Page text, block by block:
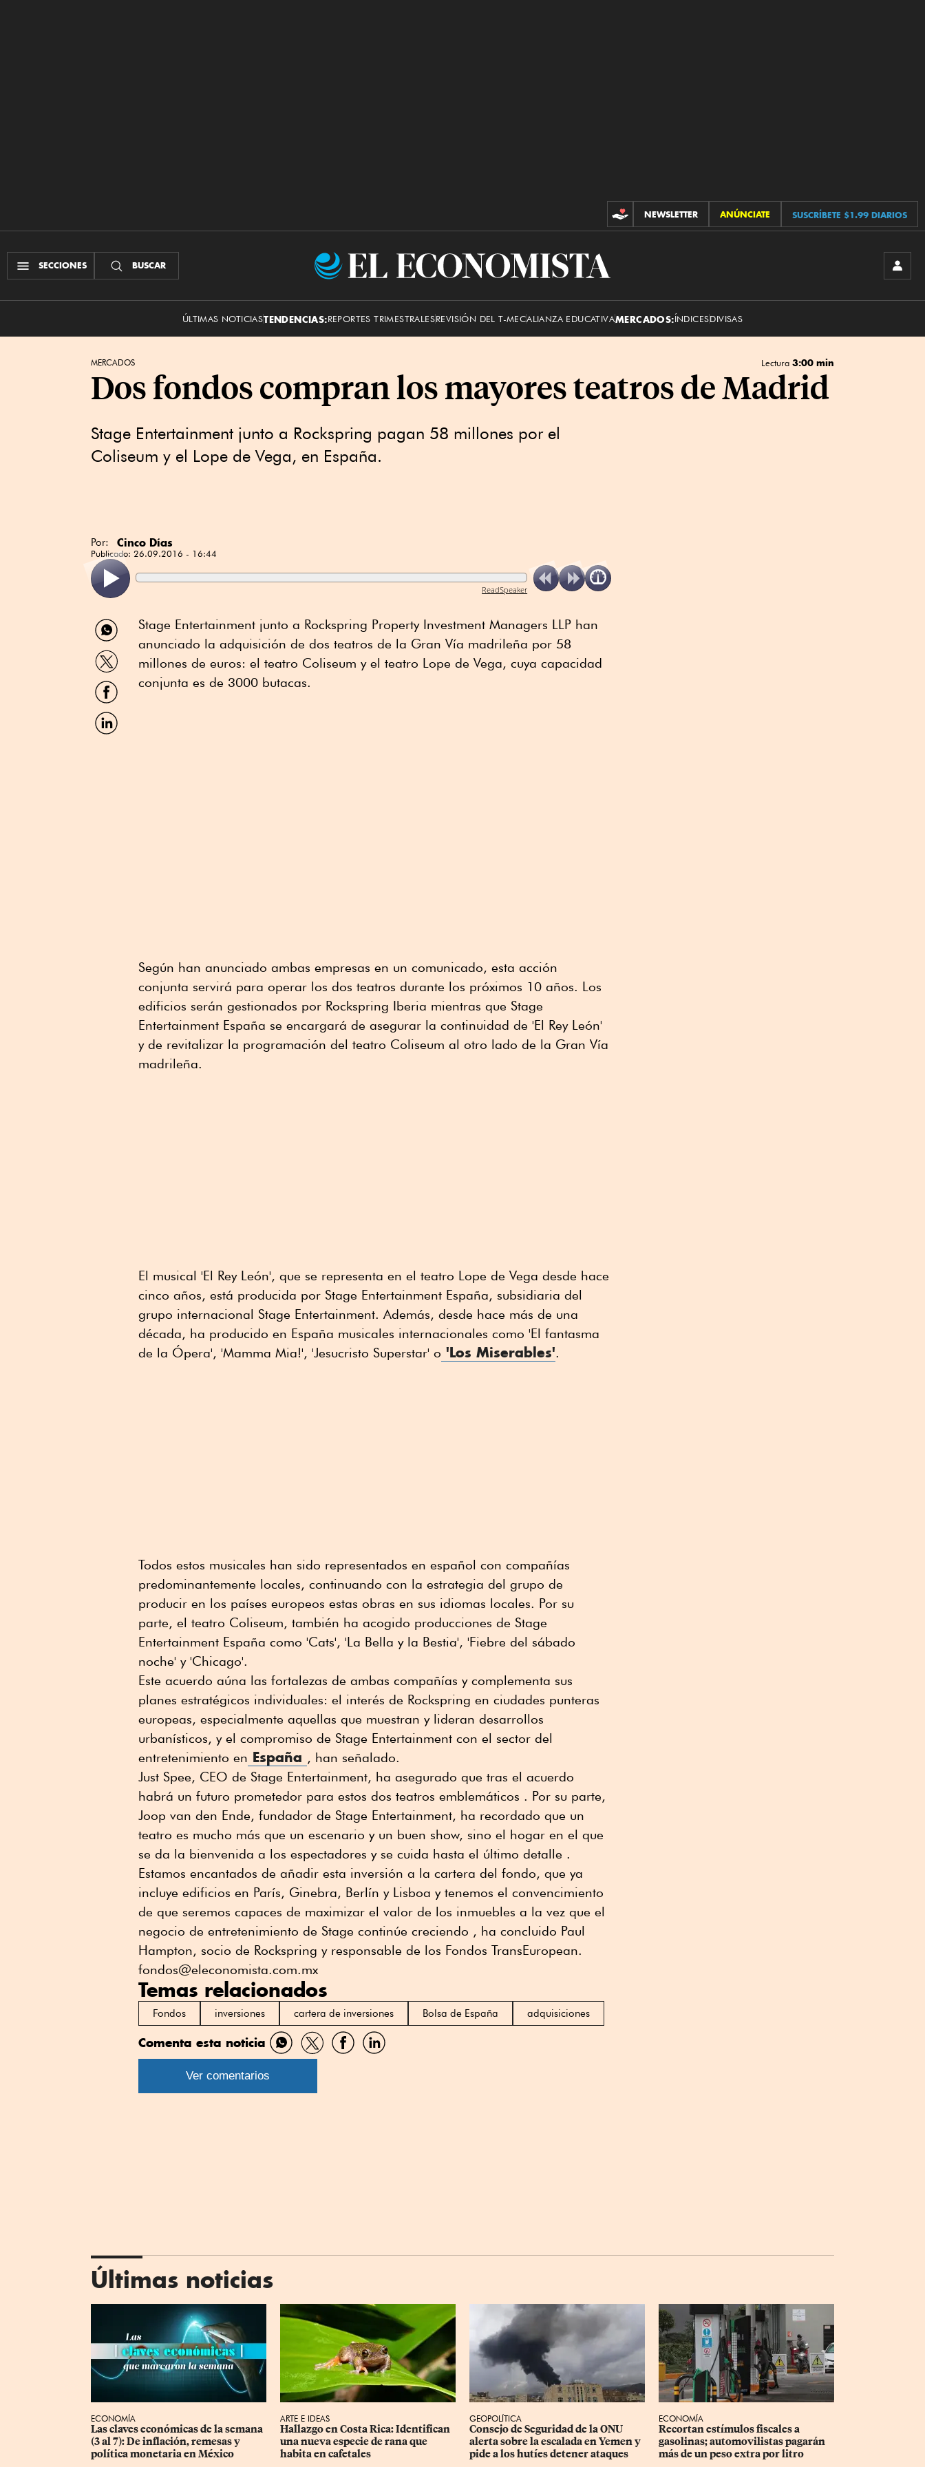
CONTRIBUCIONES
NEWSLETTER ANÚNCIATE SUSCRÍBETE $1.99 DIARIOS
SECCIONES BUSCAR
El
ÚLTIMAS NOTICIASTENDENCIAS:REPORTES TRIMESTRALESREVISIÓN DEL T-MECALIANZA EDUCATIVAMERCADOS:ÍNDICESDIVISAS
MERCADOS Lectura 3:00 min
Dos fondos compran los mayores teatros de Madrid
Stage Entertainment junto a Rockspring pagan 58 millones por el
Coliseum y el Lope de Vega, en España.
Por: Cinco Días
Publicado: 26.09.2016 - 16:44
ReadSpeaker
Compartir
por
WhatsApp
Compartir
por
Twitter
Compartir
por
Facebook
Compartir
por
Stage Entertainment junto a Rockspring Property Investment Managers LLP han
anunciado la adquisición de dos teatros de la Gran Vía madrileña por 58
millones de euros: el teatro Coliseum y el teatro Lope de Vega, cuya capacidad
conjunta es de 3000 butacas.
Según han anunciado ambas empresas en un comunicado, esta acción
conjunta servirá para operar los dos teatros durante los próximos 10 años. Los
edificios serán gestionados por Rockspring Iberia mientras que Stage
Entertainment España se encargará de asegurar la continuidad de 'El Rey León'
y de revitalizar la programación del teatro Coliseum al otro lado de la Gran Vía
madrileña.
El musical 'El Rey León', que se representa en el teatro Lope de Vega desde hace
cinco años, está producida por Stage Entertainment España, subsidiaria del
grupo internacional Stage Entertainment. Además, desde hace más de una
década, ha producido en España musicales internacionales como 'El fantasma
de la Ópera', 'Mamma Mia!', 'Jesucristo Superstar' o 'Los Miserables'.
Todos estos musicales han sido representados en español con compañías
predominantemente locales, continuando con la estrategia del grupo de
producir en los países europeos estas obras en sus idiomas locales. Por su
parte, el teatro Coliseum, también ha acogido producciones de Stage
Entertainment España como 'Cats', 'La Bella y la Bestia', 'Fiebre del sábado
noche' y 'Chicago'.
Este acuerdo aúna las fortalezas de ambas compañías y complementa sus
planes estratégicos individuales: el interés de Rockspring en ciudades punteras
europeas, especialmente aquellas que muestran y lideran desarrollos
urbanísticos, y el compromiso de Stage Entertainment con el sector del
entretenimiento en España , han señalado.
Just Spee, CEO de Stage Entertainment, ha asegurado que tras el acuerdo
habrá un futuro prometedor para estos dos teatros emblemáticos . Por su parte,
Joop van den Ende, fundador de Stage Entertainment, ha recordado que un
teatro es mucho más que un escenario y un buen show, sino el hogar en el que
se da la bienvenida a los espectadores y se cuida hasta el último detalle .
Estamos encantados de añadir esta inversión a la cartera del fondo, que ya
incluye edificios en París, Ginebra, Berlín y Lisboa y tenemos el convencimiento
de que seremos capaces de maximizar el valor de los inmuebles a la vez que el
negocio de entretenimiento de Stage continúe creciendo , ha concluido Paul
Hampton, socio de Rockspring y responsable de los Fondos TransEuropean.
fondos@eleconomista.com.mx
Temas relacionados
Fondos inversiones cartera de inversiones Bolsa de España adquisiciones
Comenta esta noticia
Compartir
por
Compartir
por
CompartirCompartir
Ver comentarios
Últimas noticias
ECONOMÍA
Las claves económicas de la semana
(3 al 7): De inflación, remesas y
política monetaria en México
ARTE E IDEAS
Hallazgo en Costa Rica: Identifican
una nueva especie de rana que
habita en cafetales
GEOPOLÍTICA
Consejo de Seguridad de la ONU
alerta sobre la escalada en Yemen y
pide a los hutíes detener ataques
ECONOMÍA
Recortan estímulos fiscales a
gasolinas; automovilistas pagarán
más de un peso extra por litro